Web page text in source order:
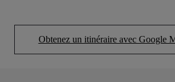
Obtenez un itinéraire avec Google
(Opens in new